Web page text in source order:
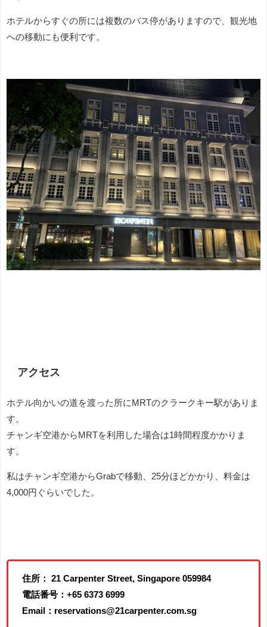
ホテルからすぐの所には複数のバス停がありますので、観光地
への移動にも便利です。
アクセス
ホテル向かいの道を渡った所にMRTのクラークキー駅がありま
す。
チャンギ空港からMRTを利用した場合は1時間程度かかりま
す。
私はチャンギ空港からGrabで移動、25分ほどかかり、料金は
4,000円ぐらいでした。
住所： 21 Carpenter Street, Singapore 059984
電話番号：+65 6373 6999
Email：reservations@21carpenter.com.sg